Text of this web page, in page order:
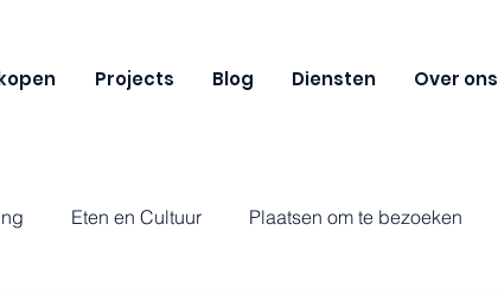
Projects Blog Diensten Over ons
Eten en Cultuur Plaatsen om te bezoeken